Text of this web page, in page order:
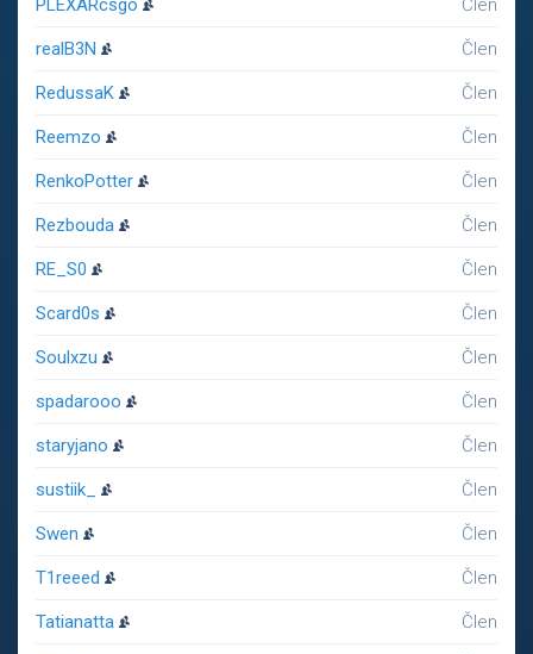
PLEXARcsgo Člen
realB3N Člen
RedussaK Člen
Reemzo Člen
RenkoPotter Člen
Rezbouda Člen
RE_S0 Člen
Scard0s Člen
Soulxzu Člen
spadarooo Člen
staryjano Člen
sustiik_ Člen
Swen Člen
T1reeed Člen
Tatianatta Člen